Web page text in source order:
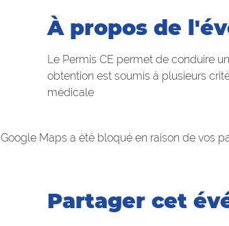
À propos de
Le Permis CE permet de conduire
obtention est soumis à plusieurs
médicale
Google Maps a été bloqué en raison de vos
Partager cet